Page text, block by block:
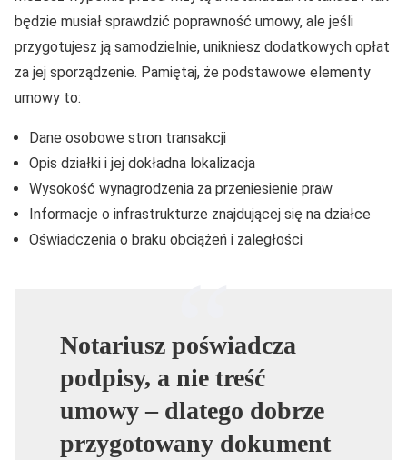
będzie musiał sprawdzić poprawność umowy, ale jeśli
przygotujesz ją samodzielnie, unikniesz dodatkowych opłat
za jej sporządzenie. Pamiętaj, że podstawowe elementy
umowy to:
Dane osobowe stron transakcji
Opis działki i jej dokładna lokalizacja
Wysokość wynagrodzenia za przeniesienie praw
Informacje o infrastrukturze znajdującej się na działce
Oświadczenia o braku obciążeń i zaległości
Notariusz poświadcza
podpisy, a nie treść
umowy – dlatego dobrze
przygotowany dokument